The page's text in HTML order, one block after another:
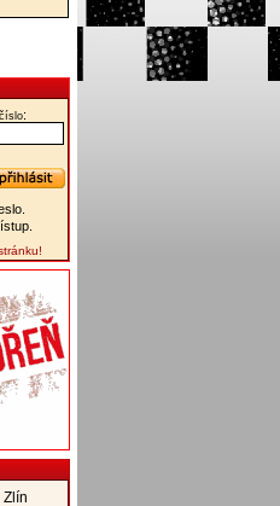
:
Zlín